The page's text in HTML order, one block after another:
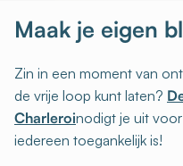
Maak je eigen
Zin in een moment van
de vrije loop kunt laten?
Charleroinodigt je uit
iedereen toegankelijk is!